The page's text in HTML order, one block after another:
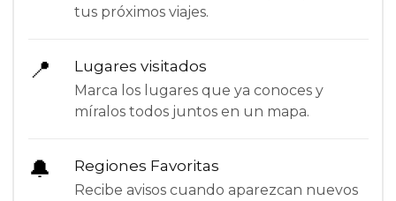
tus próximos viajes.
📍 Lugares visitados
Marca los lugares que ya conoces y
míralos todos juntos en un mapa.
🔔 Regiones Favoritas
Recibe avisos cuando aparezcan nuevos